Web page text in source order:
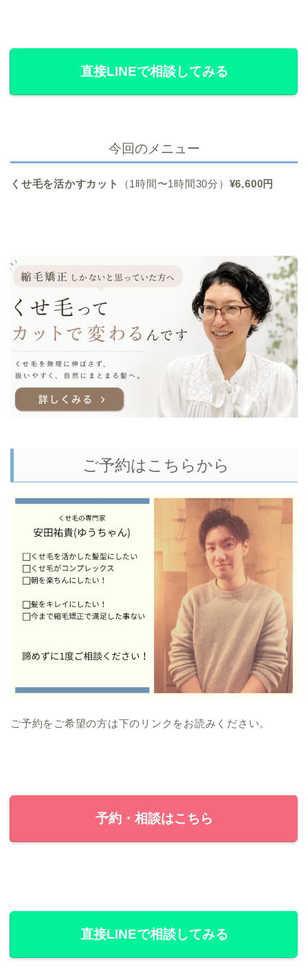
直接LINEで相談してみる
今回のメニュー
くせ毛を活かすカット （1時間〜1時間30分） ¥6,600円
ご予約はこちらから
ご予約をご希望の方は下のリンクをお読みください。
予約・相談はこちら
直接LINEで相談してみる